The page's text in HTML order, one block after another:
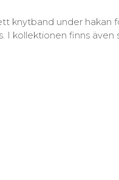
knytband under
kollektionen finns